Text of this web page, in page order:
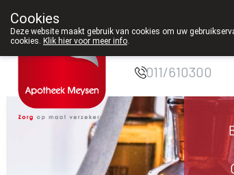
Apotheek
011/610300
Cookies
Deze website maakt gebruik van cookies om uw
cookies. Klik hier voor meer info.